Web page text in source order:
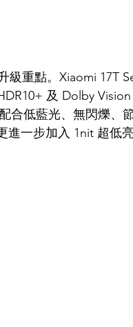
級重點。Xiaomi 17T
及 Dolby
合低藍光、無閃爍、
進一步加入 1nit 超低